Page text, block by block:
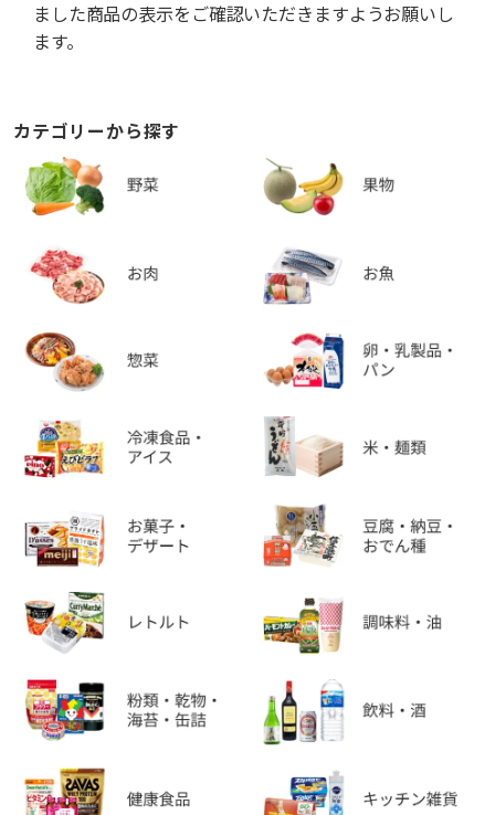
ました商品の表示をご確認いただきますようお願いし
ます。
カテゴリーから探す